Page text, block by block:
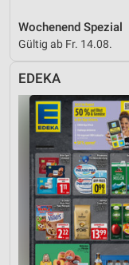
Wochenend Spezial
Gültig ab Fr. 14.08.
EDEKA